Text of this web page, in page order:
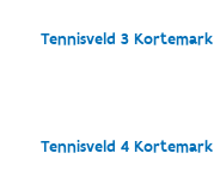
Tennisveld 3 Kortemark
Tennisveld 4 Kortemark